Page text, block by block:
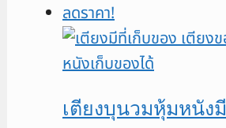
ลดราคา!
เตียงบุนวมหุ้มหนัง